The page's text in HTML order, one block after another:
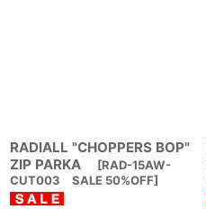
RADIALL "CHOPPERS BOP"
ZIP PARKA
[RAD-15AW-
CUT003 SALE 50%OFF]